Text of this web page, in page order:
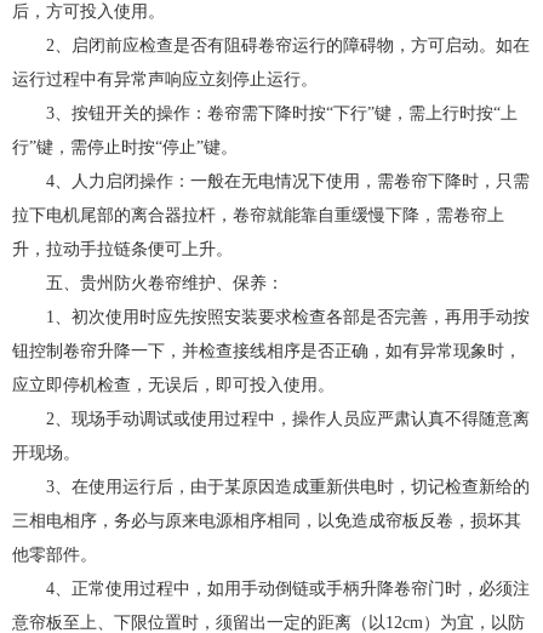
后，方可投入使用。
2、启闭前应检查是否有阻碍卷帘运行的障碍物，方可启动。如在
运行过程中有异常声响应立刻停止运行。
3、按钮开关的操作：卷帘需下降时按“下行”键，需上行时按“上
行”键，需停止时按“停止”键。
4、人力启闭操作：一般在无电情况下使用，需卷帘下降时，只需
拉下电机尾部的离合器拉杆，卷帘就能靠自重缓慢下降，需卷帘上
升，拉动手拉链条便可上升。
五、贵州防火卷帘维护、保养：
1、初次使用时应先按照安装要求检查各部是否完善，再用手动按
钮控制卷帘升降一下，并检查接线相序是否正确，如有异常现象时，
应立即停机检查，无误后，即可投入使用。
2、现场手动调试或使用过程中，操作人员应严肃认真不得随意离
开现场。
3、在使用运行后，由于某原因造成重新供电时，切记检查新给的
三相电相序，务必与原来电源相序相同，以免造成帘板反卷，损坏其
他零部件。
4、正常使用过程中，如用手动倒链或手柄升降卷帘门时，必须注
意帘板至上、下限位置时，须留出一定的距离（以12cm）为宜，以防